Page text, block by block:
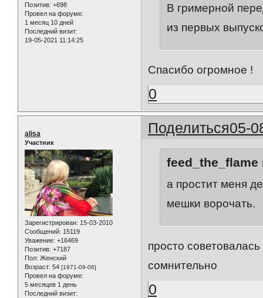
Позитив: +698
Провел на форуме:
1 месяц 10 дней
Последний визит:
19-05-2021 11:14:25
В гримерной
из первых
Спасибо огромное !
0
Поделиться05-
alisa
Участник
Зарегистрирован: 15-03-2010
Сообщений: 15119
Уважение: +16469
Позитив: +7187
Пол: Женский
Возраст: 54 [1971-09-06]
Провел на форуме:
5 месяцев 1 день
Последний визит:
feed_the_flame
а простит меня
мешки ворочать.
просто
сомнительно
0